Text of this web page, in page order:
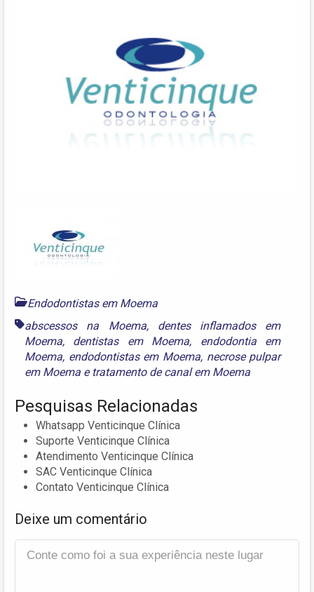
Endodontistas em Moema
abscessos na Moema, dentes inflamados em
Moema, dentistas em Moema, endodontia em
Moema, endodontistas em Moema, necrose pulpar
em Moema e tratamento de canal em Moema
Pesquisas Relacionadas
Whatsapp Venticinque Clínica
Suporte Venticinque Clínica
Atendimento Venticinque Clínica
SAC Venticinque Clínica
Contato Venticinque Clínica
Deixe um comentário